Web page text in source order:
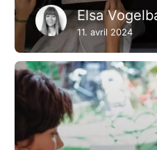
Elsa
11. avril 2024